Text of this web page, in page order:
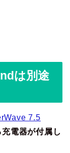
は別途
7.5
電器が付属し